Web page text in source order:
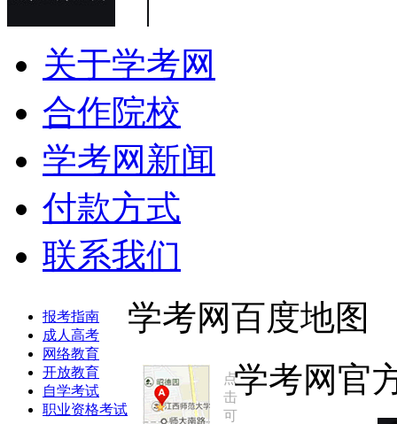
关于学考网
合作院校
学考网新闻
付款方式
联系我们
报考指南
成人高考
网络教育
开放教育
自学考试
职业资格考试
学考网百度地图
点
击
可
学考网官